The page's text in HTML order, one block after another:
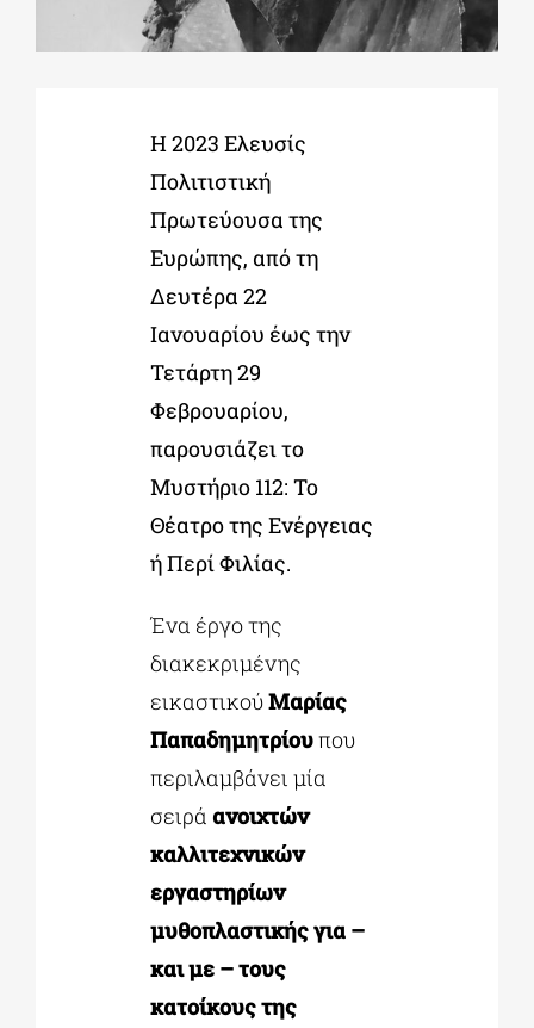
ΕΚΠΑΙΔΕΥΤΙΚΑ ΙΔΡΥΜΑΤΑ
ΠΟΛΙΤΙΣΤΙΚΟΙ ΦΟΡΕΙΣ
Η 2023 Ελευσίς
Πολιτιστική
Πρωτεύουσα της
Ευρώπης, από τη
Δευτέρα 22
Ιανουαρίου έως την
Τετάρτη 29
Φεβρουαρίου,
παρουσιάζει το
Μυστήριο 112: Το
Θέατρο της Ενέργειας
ή Περί Φιλίας.
Ένα έργο της
διακεκριμένης
εικαστικούΜαρίας
Παπαδημητρίουπου
περιλαμβάνει μία
σειρά ανοιχτών
καλλιτεχνικών
εργαστηρίων
μυθοπλαστικής για –
και με – τους
κατοίκους της